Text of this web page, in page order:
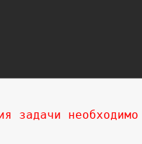
задачи необходимо